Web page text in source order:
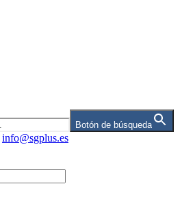
Botón de búsqueda
info@sgplus.es